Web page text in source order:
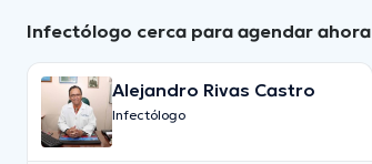
Infectólogo cerca para agendar ahora
Alejandro Rivas Castro
Infectólogo